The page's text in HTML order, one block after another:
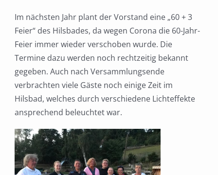
Im nächsten Jahr plant der Vorstand eine „60 + 3
Feier“ des Hilsbades, da wegen Corona die 60-Jahr-
Feier immer wieder verschoben wurde. Die
Termine dazu werden noch rechtzeitig bekannt
gegeben. Auch nach Versammlungsende
verbrachten viele Gäste noch einige Zeit im
Hilsbad, welches durch verschiedene Lichteffekte
ansprechend beleuchtet war.